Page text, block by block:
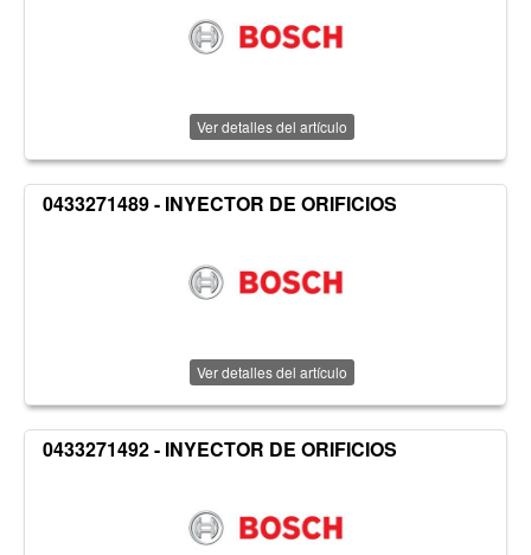
Ver detalles del artículo
0433271489 - INYECTOR DE ORIFICIOS
Ver detalles del artículo
0433271492 - INYECTOR DE ORIFICIOS